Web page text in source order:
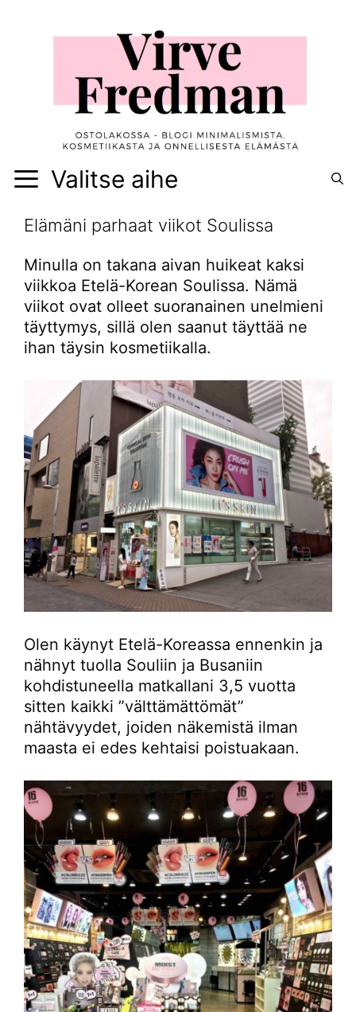
Valitse aihe
Elämäni parhaat viikot Soulissa
Minulla on takana aivan huikeat kaksi
viikkoa Etelä-Korean Soulissa. Nämä
viikot ovat olleet suoranainen unelmieni
täyttymys, sillä olen saanut täyttää ne
ihan täysin kosmetiikalla.
Olen käynyt Etelä-Koreassa ennenkin ja
nähnyt tuolla Souliin ja Busaniin
kohdistuneella matkallani 3,5 vuotta
sitten kaikki ”välttämättömät”
nähtävyydet, joiden näkemistä ilman
maasta ei edes kehtaisi poistuakaan.